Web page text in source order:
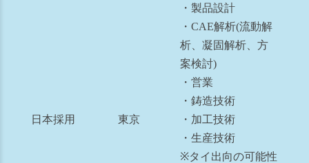
日本採用 東京
・製品設計
・CAE解析(流動解
析、凝固解析、方
案検討)
・営業
・鋳造技術
・加工技術
・生産技術
※タイ出向の可能性